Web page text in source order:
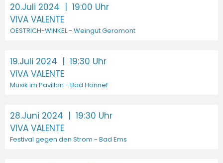
20.Juli 2024 | 19:00 Uhr
VIVA VALENTE
OESTRICH-WINKEL - Weingut Geromont
19.Juli 2024 | 19:30 Uhr
VIVA VALENTE
Musik im Pavillon - Bad Honnef
28.Juni 2024 | 19:30 Uhr
VIVA VALENTE
Festival gegen den Strom - Bad Ems